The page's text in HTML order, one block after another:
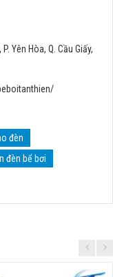
Yên Hòa, Q. Cầu Giấy,
đèn
đèn bể bơi